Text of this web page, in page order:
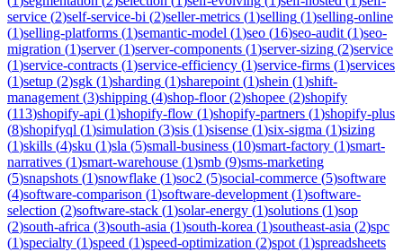
service (2)self-service-bi (2)seller-metrics (1)selling (1)selling-online
(1)selling-platforms (1)semantic-model (1)seo (16)seo-audit (1)seo-
migration (1)server(1)server-components (1)server-sizing (2)service
(1)service-contracts (1)service-efficiency (1)service-firms (1)services
(1)setup (2)sgk (1)sharding (1)sharepoint (1)shein (1)shift-
management (3)shipping (4)shop-floor(2)shopee (2)shopify
(113)shopify-api (1)shopify-flow (1)shopify-partners (1)shopify-plus
(8)shopifyql (1)simulation (3)sis (1)sisense (1)six-sigma (1)sizing
(1)skills (4)sku (1)sla (5)small-business (10)smart-factory (1)smart-
narratives (1)smart-warehouse (1)smb (9)sms-marketing
(5)snapshots (1)snowflake (1)soc2 (5)social-commerce (5)software
(4)software-comparison (1)software-development (1)software-
selection (2)software-stack (1)solar-energy (1)solutions (1)sop
(2)south-africa (3)south-asia (1)south-korea (1)southeast-asia (2)spc
(1)specialty (1)speed (1)speed-optimization (2)spot (1)spreadsheets